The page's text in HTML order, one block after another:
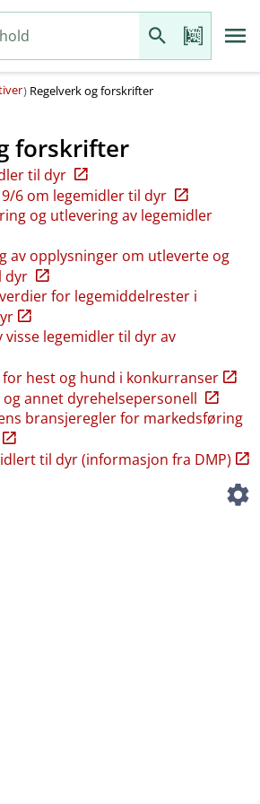
) Regelverk og forskrifter
forskrifter
til dyr
6 om legemidler til dyr
og utlevering av legemidler
av opplysninger om utleverte og
dyr
for legemiddelrester i
legemidler til dyr av
hest og hund i konkurranser
annet dyrehelsepersonell
bransjeregler for markedsføring
til dyr (informasjon fra DMP)